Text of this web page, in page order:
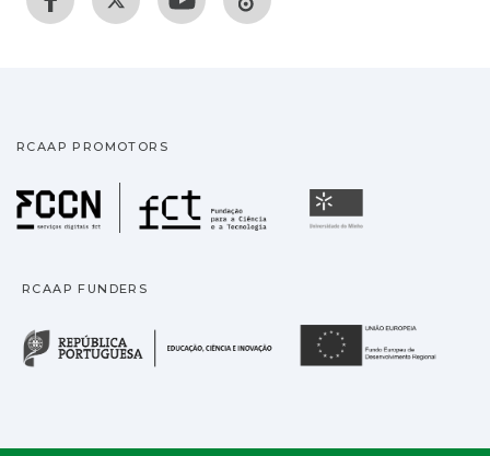
RCAAP PROMOTORS
Fundação para a
RCAAP FUNDERS
República Portuguesa